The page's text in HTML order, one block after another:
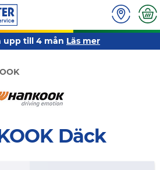
upp till 4 mån Läs mer
Däck